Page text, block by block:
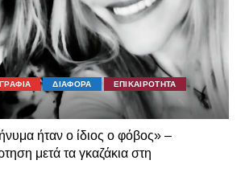
ΔΙΑΦΟΡΑ
ΕΠΙΚΑΙΡΟΤΗΤΑ
ήταν ο ίδιος ο φόβος» –
μετά τα γκαζάκια στη